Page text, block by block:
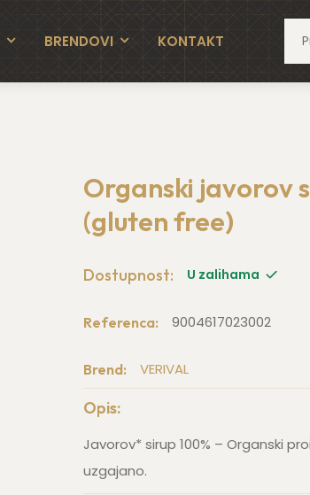
BRENDOVI KONTAKT
Organski javorov
(gluten free)
Dostupnost: U zalihama
Referenca: 9004617023002
Brend: VERIVAL
Opis:
Javorov* sirup 100% – Organski
uzgajano.